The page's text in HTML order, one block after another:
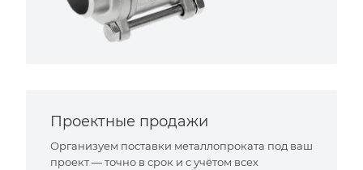
Проектные продажи
Организуем поставки металлопроката под ваш
проект — точно в срок и с учётом всех